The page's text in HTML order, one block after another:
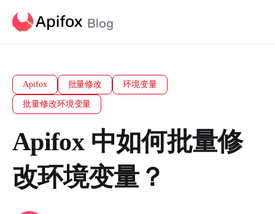
Apifox 批量修改 环境变量
批量修改环境变量
Apifox 中如何批量修
改环境变量？